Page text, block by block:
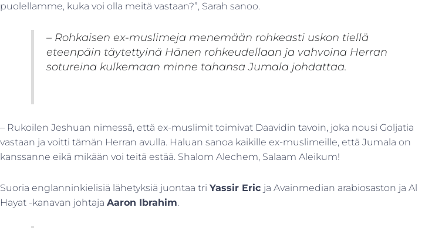
puolellamme, kuka voi olla meitä vastaan?”, Sarah sanoo.
– Rohkaisen ex-muslimeja menemään rohkeasti uskon tiellä
eteenpäin täytettyinä Hänen rohkeudellaan ja vahvoina Herran
sotureina kulkemaan minne tahansa Jumala johdattaa.
– Rukoilen Jeshuan nimessä, että ex-muslimit toimivat Daavidin tavoin, joka nousi Goljatia
vastaan ja voitti tämän Herran avulla. Haluan sanoa kaikille ex-muslimeille, että Jumala on
kanssanne eikä mikään voi teitä estää. Shalom Alechem, Salaam Aleikum!
Suoria englanninkielisiä lähetyksiä juontaa tri Yassir Eric ja Avainmedian arabiosaston ja Al
Hayat -kanavan johtaja Aaron Ibrahim.